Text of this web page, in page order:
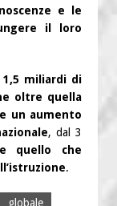
e le
il loro
miliardi di
oltre quella
un aumento
, dal 3
quello che
.
globale